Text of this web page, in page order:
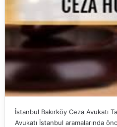
İstanbul Bakırköy Ceza Avukatı
Avukatı İstanbul aramalarında